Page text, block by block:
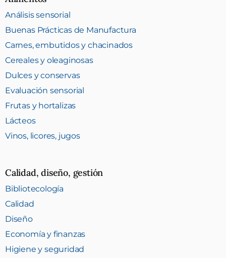
Análisis sensorial
Buenas Prácticas de Manufactura
Carnes, embutidos y chacinados
Cereales y oleaginosas
Dulces y conservas
Evaluación sensorial
Frutas y hortalizas
Lácteos
Vinos, licores, jugos
Calidad, diseño, gestión
Bibliotecología
Calidad
Diseño
Economía y finanzas
Higiene y seguridad